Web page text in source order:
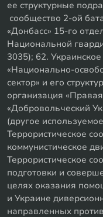
ее структурные
сообщество 2-ой
«Донбасс» 15-го
Национальной
3035); 62.
«Национально-
сектор» и его
организация
«Добровольческий
(другое
Террористическое
коммунистическое
Террористическое
подготовки и
целях оказания
и Украине
направленных